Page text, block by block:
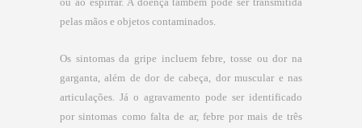
pelas mãos e objetos contaminados.
Os sintomas da gripe incluem febre, tosse ou dor na
garganta, além de dor de cabeça, dor muscular e nas
articulações. Já o agravamento pode ser identificado
por sintomas como falta de ar, febre por mais de três